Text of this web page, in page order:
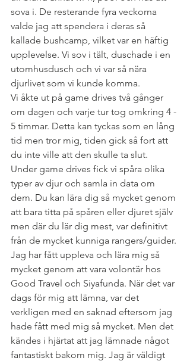
sova i. De resterande fyra veckorna
valde jag att spendera i deras så
kallade bushcamp, vilket var en häftig
upplevelse. Vi sov i tält, duschade i en
utomhusdusch och vi var så nära
djurlivet som vi kunde komma.
Vi åkte ut på game drives två gånger
om dagen och varje tur tog omkring 4 -
5 timmar. Detta kan tyckas som en lång
tid men tror mig, tiden gick så fort att
du inte ville att den skulle ta slut.
Under game drives fick vi spåra olika
typer av djur och samla in data om
dem. Du kan lära dig så mycket genom
att bara titta på spåren eller djuret själv
men där du lär dig mest, var definitivt
från de mycket kunniga rangers/guider.
Jag har fått uppleva och lära mig så
mycket genom att vara volontär hos
Good Travel och Siyafunda. När det var
dags för mig att lämna, var det
verkligen med en saknad eftersom jag
hade fått med mig så mycket. Men det
kändes i hjärtat att jag lämnade något
fantastiskt bakom mig. Jag är väldigt